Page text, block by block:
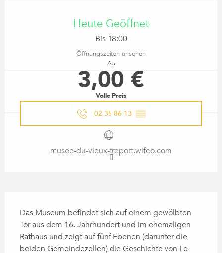
Heute Geöffnet
Bis 18:00
Öffnungszeiten ansehen
Ab
3,00 €
Volle Preis
02 35 86 13 ▒▒
musee-du-vieux-treport.wifeo.com
Das Museum befindet sich auf einem gewölbten
Tor aus dem 16. Jahrhundert und im ehemaligen
Rathaus und zeigt auf fünf Ebenen (darunter die
beiden Gemeindezellen) die Geschichte von Le